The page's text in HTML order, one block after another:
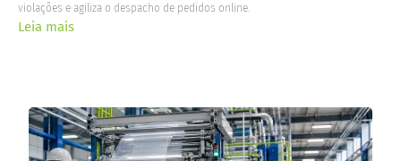
violações e agiliza o despacho de pedidos online.
Leia mais